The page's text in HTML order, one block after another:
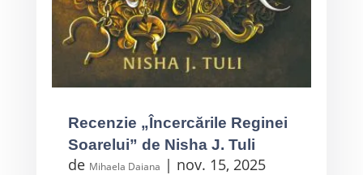
Recenzie „Încercările Reginei
Soarelui” de Nisha J. Tuli
de Mihaela Daiana | nov. 15, 2025